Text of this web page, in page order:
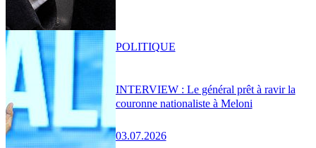
INTERVIEW : Le général prêt à ravir la
couronne nationaliste à Meloni
03.07.2026
POLITIQUE